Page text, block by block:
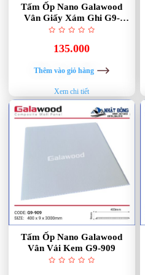
Tấm Ốp Nano Galawood
Vân Giấy Xám Ghi G9-
918M Light Grey
135.000
Thêm vào giỏ hàng
Xem chi tiết
Tấm Ốp Nano Galawood
Vân Vải Kem G9-909